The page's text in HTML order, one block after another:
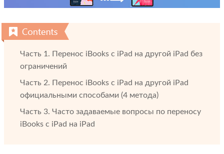
Часть 1. Перенос iBooks с iPad на другой iPad без
ограничений
Часть 2. Перенос iBooks с iPad на другой iPad
официальными способами (4 метода)
Часть 3. Часто задаваемые вопросы по переносу
iBooks с iPad на iPad